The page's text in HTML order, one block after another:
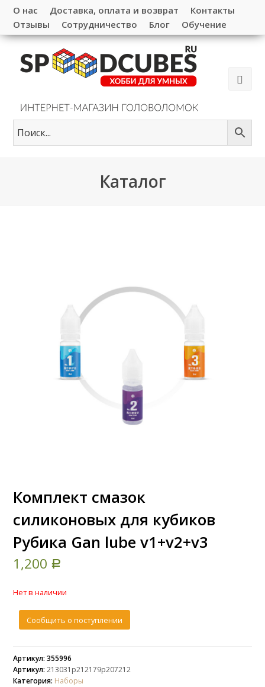
О нас Доставка, оплата и возврат
Контакты
Отзывы
Сотрудничество Блог Обучение
Каталог
Комплект смазок
силиконовых для кубиков
Рубика Gan lube v1+v2+v3
1,200 Р
Нет в наличии
Сообщить о поступлении
Артикул: 355996
Артикул:213031p212179p207212
Категория: Наборы